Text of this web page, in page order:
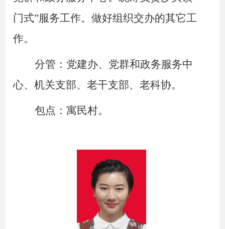
门式”服务工作。做好组织交办的其它工
作。
分管：党建办、党群和政务服务中
心、机关支部、老干支部、老科协。
包点：寓民村。